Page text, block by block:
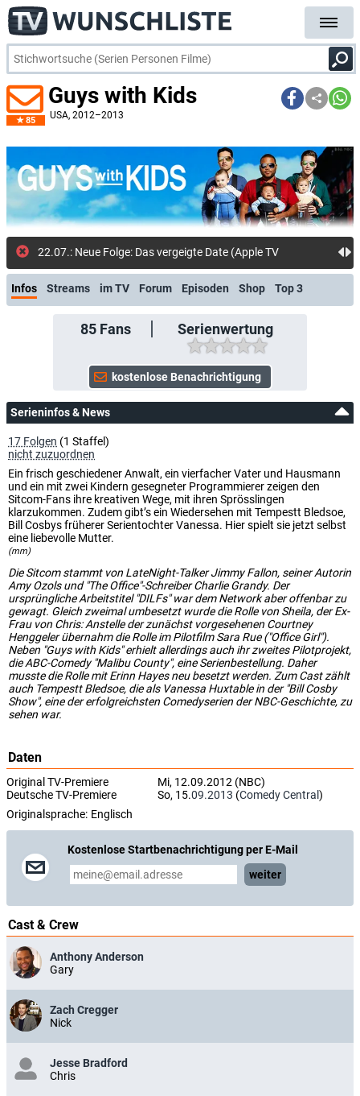
85
Guys with Kids
USA, 2012–2013
22.07.: Neue Folge: Das vergeigte Date (Apple TV Store)
Infos Streams im TV Forum Episoden Shop Top 3
85Fans Serienwertung
Serieninfos & News
17 Folgen (1 Staffel)
nicht zuzuordnen
Ein frisch geschiedener Anwalt, ein vierfacher Vater und Hausmann
und ein mit zwei Kindern gesegneter Programmierer zeigen den
Sitcom-Fans ihre kreativen Wege, mit ihren Sprösslingen
klarzukommen. Zudem gibt’s ein Wiedersehen mit Tempestt Bledsoe,
Bill Cosbys früherer Serientochter Vanessa. Hier spielt sie jetzt selbst
eine liebevolle Mutter.
(mm)
Die Sitcom stammt von LateNight-Talker Jimmy Fallon, seiner Autorin
Amy Ozols und "The Office"-Schreiber Charlie Grandy. Der
ursprüngliche Arbeitstitel "DILFs" war dem Network aber offenbar zu
gewagt. Gleich zweimal umbesetzt wurde die Rolle von Sheila, der Ex-
Frau von Chris: Anstelle der zunächst vorgesehenen Courtney
Henggeler übernahm die Rolle im Pilotfilm Sara Rue ("Office Girl").
Neben "Guys with Kids" erhielt allerdings auch ihr zweites Pilotprojekt,
die ABC-Comedy "Malibu County", eine Serienbestellung. Daher
musste die Rolle mit Erinn Hayes neu besetzt werden. Zum Cast zählt
auch Tempestt Bledsoe, die als Vanessa Huxtable in der "Bill Cosby
Show", eine der erfolgreichsten Comedyserien der NBC-Geschichte, zu
sehen war.
Daten
Original TV-Premiere
Mi, 12.09.2012 (NBC)
Deutsche TV-Premiere
So, 15.09.2013 (Comedy Central)
Originalsprache: Englisch
Kostenlose Startbenachrichtigung per E-Mail
weiter
Cast & Crew
Anthony Anderson
Gary
Zach Cregger
Nick
Jesse Bradford
Chris